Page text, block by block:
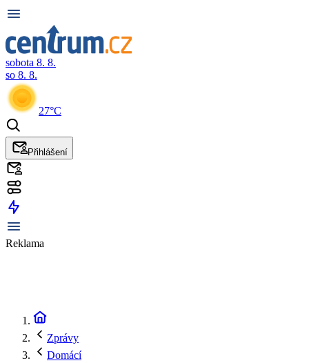
sobota 8. 8.
so 8. 8.
27°C
Přihlášení
Reklama
Zprávy
Domácí